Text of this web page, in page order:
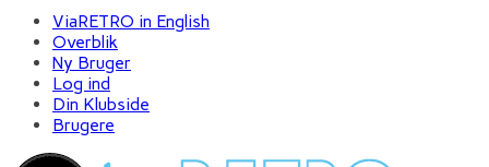
ViaRETRO in English
Overblik
Ny Bruger
Log ind
Din Klubside
Brugere